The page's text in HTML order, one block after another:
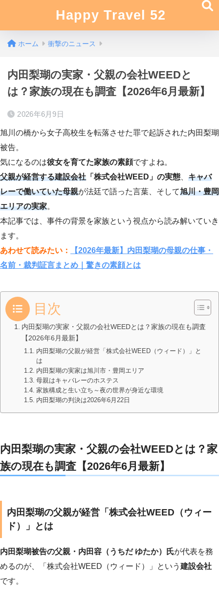
Happy Travel 52
ホーム 衝撃のニュース
内田梨瑚の実家・父親の会社WEEDと
は？家族の現在も調査【2026年6月最新】
2026年6月9日
旭川の橋から女子高校生を転落させた罪で起訴された内田梨瑚
被告。
気になるのは彼女を育てた家族の素顔ですよね。
父親が経営する建設会社 「株式会社WEED」の実態
キャバ
レーで働いていた母親が法廷で語った言葉、そして旭川・豊岡
エリアの実家。
本記事では、事件の背景を家族という視点から読み解いていき
ます。
あわせて読みたい：
【2026年最新】内田梨瑚の母親の仕事・
名前・裁判証言まとめ｜驚きの素顔とは
目次
内田梨瑚の実家・父親の会社WEEDとは？家族の現在も調査
【2026年6月最新】
内田梨瑚の父親が経営「株式会社WEED（ウィード）」と
は
内田梨瑚の実家は旭川市・豊岡エリア
母親はキャバレーのホステス
家族構成と生い立ち～夜の世界が身近な環境
内田梨瑚の判決は2026年6月22日
内田梨瑚の実家・父親の会社WEEDとは？家
族の現在も調査【2026年6月最新】
内田梨瑚の父親が経営「株式会社WEED（ウィー
ド）」とは
内田梨瑚被告の父親・内田容（うちだ ゆたか）氏が代表を務
めるのが、「株式会社WEED（ウィード）」という 建設会社
です。